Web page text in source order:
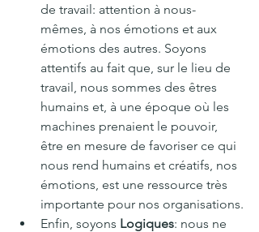
de travail: attention à nous-
mêmes, à nos émotions et aux
émotions des autres. Soyons
attentifs au fait que, sur le lieu de
travail, nous sommes des êtres
humains et, à une époque où les
machines prenaient le pouvoir,
être en mesure de favoriser ce qui
nous rend humains et créatifs, nos
émotions, est une ressource très
importante pour nos organisations.
Enfin, soyons Logiques: nous ne